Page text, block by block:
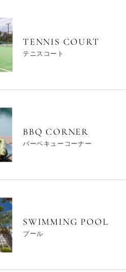
TENNIS COURT
テニスコート
BBQ CORNER
バーベキューコーナー
SWIMMING POOL
プール